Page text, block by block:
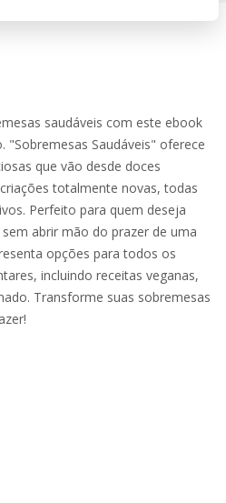
saudáveis com este ebook
"Sobremesas Saudáveis" oferece
que vão desde doces
totalmente novas, todas
Perfeito para quem deseja
abrir mão do prazer de uma
opções para todos os
incluindo receitas veganas,
Transforme suas sobremesas